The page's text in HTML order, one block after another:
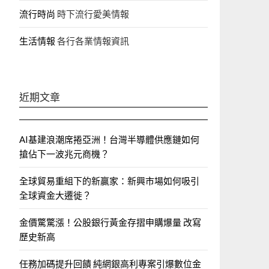
流行時尚 時下流行愛美情報
生活情報 各行各業情報資訊
近期文章
AI基建浪潮席捲亞洲！台灣半導體供應鏈如何
搶佔下一波兆元商機？
全球貿易重組下的新贏家：新興市場如何吸引
全球資金大遷徙？
金價驚驚漲！公股銀行黃金存摺申購爆量 改寫
歷史新高
任務加碼提升回饋 純網銀高利專案引爆數位金